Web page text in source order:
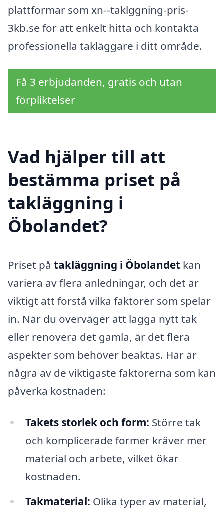
plattformar som xn--taklggning-pris-
3kb.se för att enkelt hitta och kontakta
professionella takläggare i ditt område.
Få 3 erbjudanden, gratis och utan
förpliktelser
Vad hjälper till att
bestämma priset på
takläggning i
Öbolandet?
Priset på takläggning i Öbolandet kan
variera av flera anledningar, och det är
viktigt att förstå vilka faktorer som spelar
in. När du överväger att lägga nytt tak
eller renovera det gamla, är det flera
aspekter som behöver beaktas. Här är
några av de viktigaste faktorerna som kan
påverka kostnaden:
Takets storlek och form: Större tak
och komplicerade former kräver mer
material och arbete, vilket ökar
kostnaden.
Takmaterial: Olika typer av material,